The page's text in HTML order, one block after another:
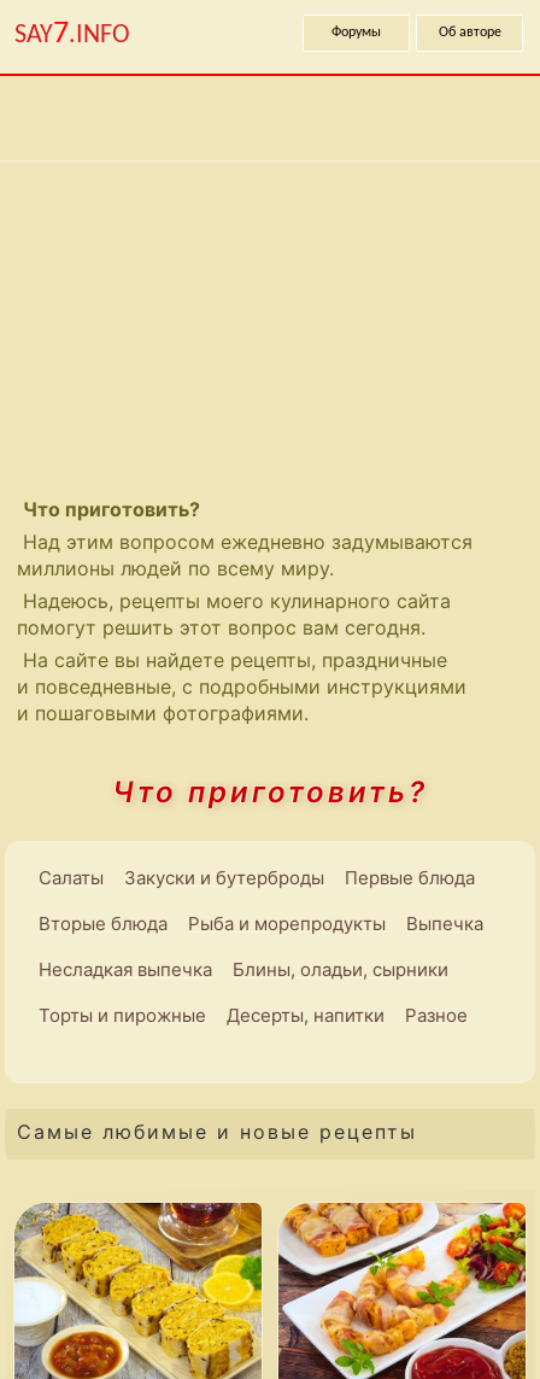
SAY7.INFO Форумы Об авторе
Что приготовить?
Над этим вопросом ежедневно задумываются
миллионы людей по всему миру.
Надеюсь, рецепты моего кулинарного сайта
помогут решить этот вопрос вам сегодня.
На сайте вы найдете рецепты, праздничные
и повседневные, с подробными инструкциями
и пошаговыми фотографиями.
Что приготовить?
Салаты Закуски и бутерброды
Первые блюда
Вторые блюда
Рыба и морепродукты
Выпечка
Несладкая выпечка
Блины, оладьи, сырники
Торты и пирожные
Десерты, напитки Разное
Самые любимые и новые рецепты